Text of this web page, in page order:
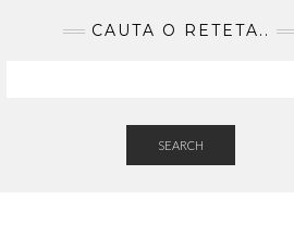
CAUTA O RETETA..
SEARCH